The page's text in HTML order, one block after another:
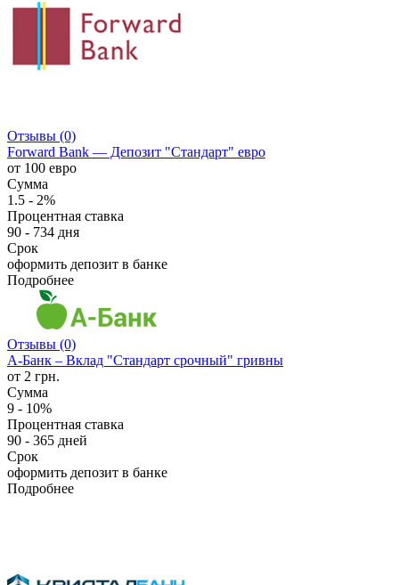
Отзывы (0)
Forward Bank — Депозит "Стандарт" евро
от 100 евро
Сумма
1.5 - 2%
Процентная ставка
90 - 734 дня
Срок
оформить депозит в банке
Подробнее
Отзывы (0)
А-Банк – Вклад "Стандарт срочный" гривны
от 2 грн.
Сумма
9 - 10%
Процентная ставка
90 - 365 дней
Срок
оформить депозит в банке
Подробнее